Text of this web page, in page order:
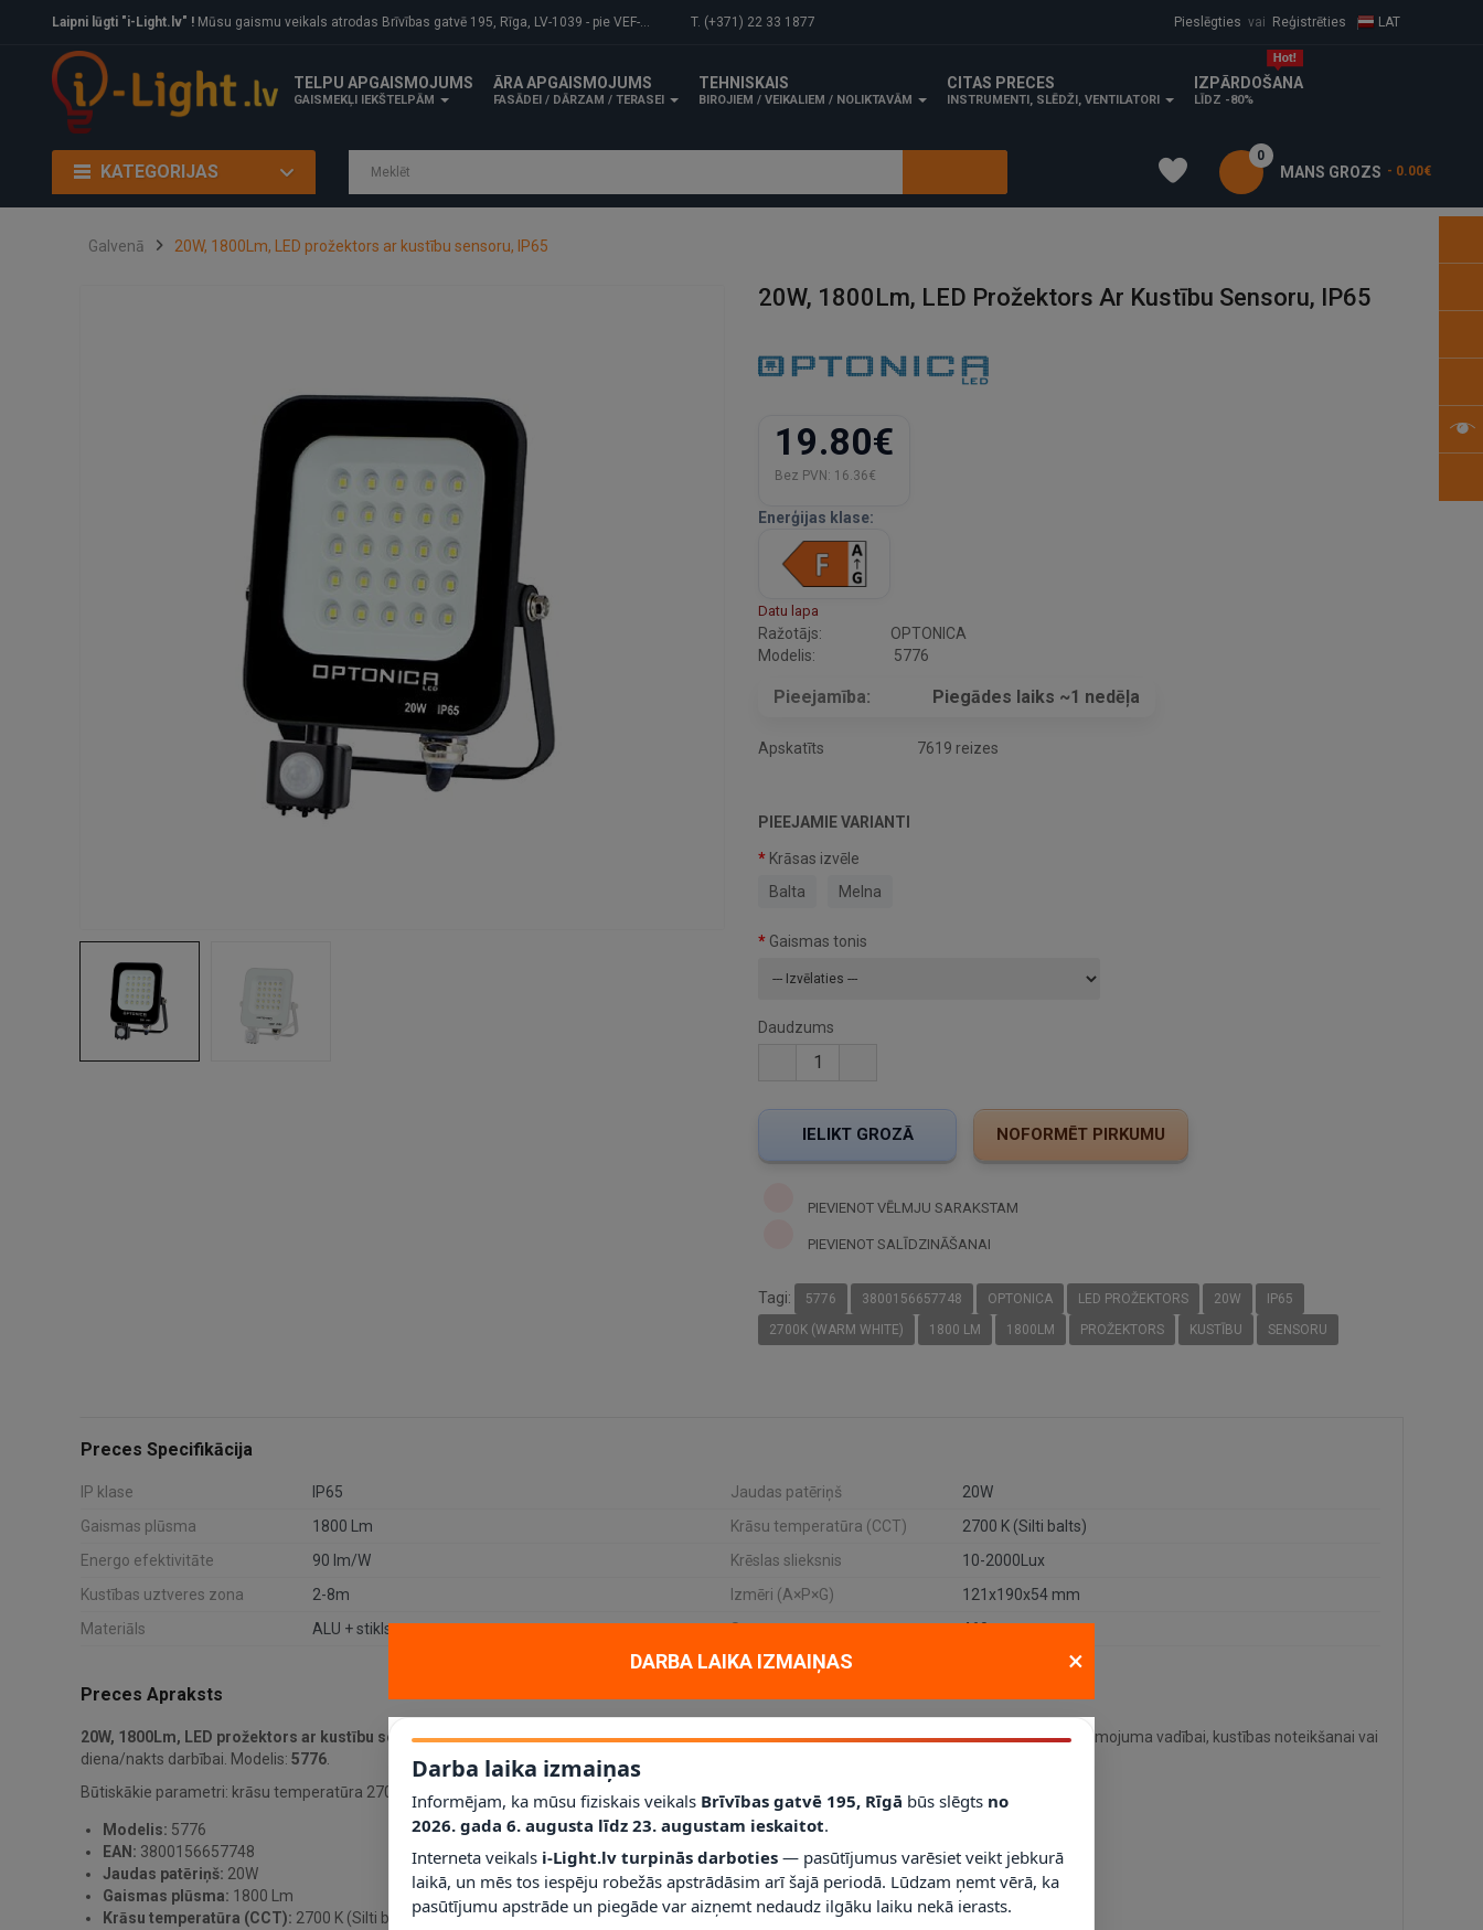
Laipni lūgti "i-Light.lv" ! Mūsu gaismu veikals atrodas Brīvības gatvē 195, Rīga, LV-1039 - pie VEF-Gaisa tilta. T. (+371) 22 33 1877 Pieslēgties vai Reģistrēties LAT
TELPU APGAISMOJUMS
GAISMEKĻI IEKŠTELPĀM
ĀRA APGAISMOJUMS
FASĀDEI / DĀRZAM / TERASEI
TEHNISKAIS
BIROJIEM / VEIKALIEM / NOLIKTAVĀM
CITAS PRECES
INSTRUMENTI, SLĒDŽI, VENTILATORI
IZPĀRDOŠANA
LĪDZ -80%
KATEGORIJAS MANS GROZS
0
- 0.00€
Galvenā 20W, 1800Lm, LED prožektors ar kustību sensoru, IP65
20W, 1800Lm, LED Prožektors Ar Kustību Sensoru, IP65
19.80€
Bez PVN: 16.36€
Enerģijas klase:
Datu lapa
Ražotājs:
OPTONICA
Modelis:
5776
Pieejamība: Piegādes laiks ~1 nedēļa
Apskatīts 7619 reizes
PIEEJAMIE VARIANTI
Krāsas izvēle
Balta
Melna
Gaismas tonis
Daudzums
PIEVIENOT VĒLMJU SARAKSTAM
PIEVIENOT SALĪDZINĀŠANAI
Tagi: 5776 3800156657748 OPTONICA LED PROŽEKTORS 20W
IP65
2700K (WARM WHITE)
1800 LM 1800LM PROŽEKTORS KUSTĪBU SENSORU
Preces Specifikācija
IP klase IP65 Jaudas patēriņš
20W
Gaismas plūsma
1800 Lm Krāsu temperatūra (CCT)
2700 K (Silti balts)
Energo efektivitāte
90 lm/W Krēslas slieksnis
10-2000Lux
Kustības uztveres zona
2-8m Izmēri (A×P×G)
121x190x54 mm
Materiāls
ALU + stikls Svars 460 g
Preces Apraksts
20W, 1800Lm, LED prožektors ar kustību sensoru, IP65ir OPTONICA sensors vai gaismeklis ar sensoru. Produkts paredzēts automātiskai apgaismojuma vadībai, kustības noteikšanai vai
diena/nakts darbībai. Modelis: 5776.
Būtiskākie parametri: krāsu temperatūra 2700 K (Silti balts), jauda 20W, gaismas plūsma 1800 Lm, IP65 aizsardzība, korpusa materiāls ALU + stikls.
Modelis: 5776
EAN: 3800156657748
Jaudas patēriņš: 20W
Gaismas plūsma: 1800 Lm
Krāsu temperatūra (CCT): 2700 K (Silti balts)
DARBA LAIKA IZMAIŅAS ×
Darba laika izmaiņas
Informējam, ka mūsu fiziskais veikals Brīvības gatvē 195, Rīgā būs slēgts no
2026. gada 6. augusta līdz 23. augustam ieskaitot.
Interneta veikals i-Light.lv turpinās darboties — pasūtījumus varēsiet veikt jebkurā
laikā, un mēs tos iespēju robežās apstrādāsim arī šajā periodā. Lūdzam ņemt vērā, ka
pasūtījumu apstrāde un piegāde var aizņemt nedaudz ilgāku laiku nekā ierasts.